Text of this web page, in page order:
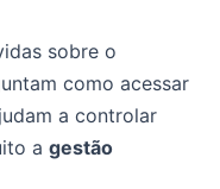
sobre o
como acessar
a controlar
a gestão